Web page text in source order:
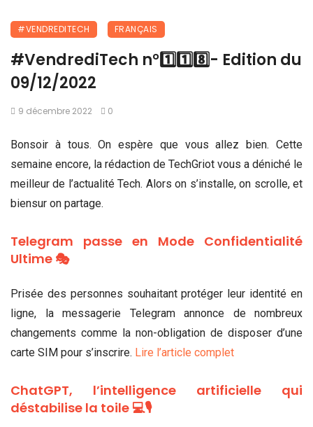
#VENDREDITECH FRANÇAIS
#VendrediTech n°1️⃣1️⃣8️⃣- Edition du
09/12/2022
9 décembre 2022 0
Bonsoir à tous. On espère que vous allez bien. Cette
semaine encore, la rédaction de TechGriot vous a déniché le
meilleur de l’actualité Tech. Alors on s’installe, on scrolle, et
biensur on partage.
Telegram passe en Mode Confidentialité
Ultime 🎭
Prisée des personnes souhaitant protéger leur identité en
ligne, la messagerie Telegram annonce de nombreux
changements comme la non-obligation de disposer d’une
carte SIM pour s’inscrire. Lire l’article complet
ChatGPT, l’intelligence artificielle qui
déstabilise la toile 💻🎙️